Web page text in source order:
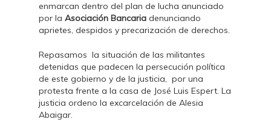
enmarcan dentro del plan de lucha anunciado
por laAsociación Bancaria denunciando
aprietes, despidos y precarización de derechos.
Repasamos la situación de las militantes
detenidas que padecen la persecución política
de este gobierno y de la justicia, por una
protesta frente a la casa de José Luis Espert. La
justicia ordeno la excarcelación de Alesia
Abaigar.